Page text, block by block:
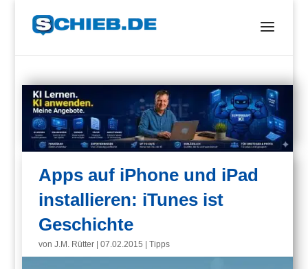
Apps auf iPhone und iPad
installieren: iTunes ist
Geschichte
vonJ.M. Rütter |07.02.2015 |Tipps